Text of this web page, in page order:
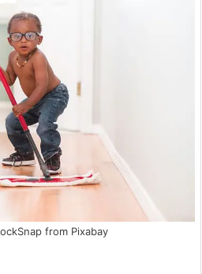
from Pixabay